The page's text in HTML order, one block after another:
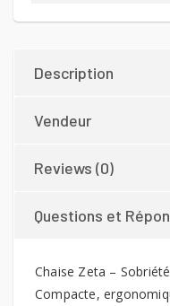
Description
Vendeur
Reviews (0)
Questions et
Chaise Zeta –
Compacte,